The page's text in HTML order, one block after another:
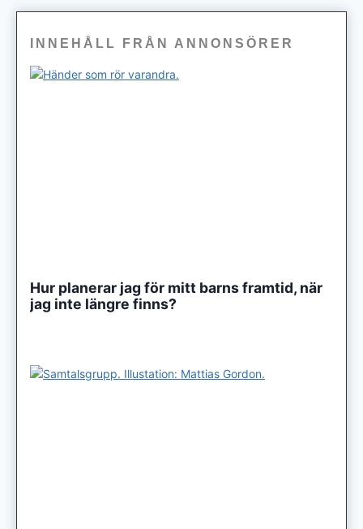
INNEHÅLL FRÅN ANNONSÖRER
Hur planerar jag för mitt barns framtid, när
jag inte längre finns?